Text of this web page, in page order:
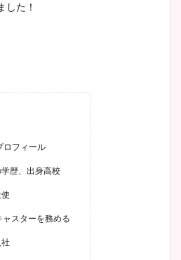
した！
ロフィール
歴、出身高校
ャスターを務める